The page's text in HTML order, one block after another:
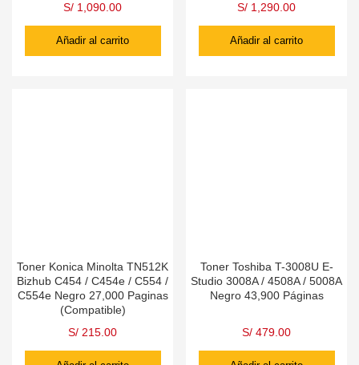
S/ 1,090.00
Añadir al carrito
S/ 1,290.00
Añadir al carrito
Toner Konica Minolta TN512K
Bizhub C454 / C454e / C554 /
C554e Negro 27,000 Paginas
(Compatible)
S/ 215.00
Toner Toshiba T-3008U E-
Studio 3008A / 4508A / 5008A
Negro 43,900 Páginas
S/ 479.00